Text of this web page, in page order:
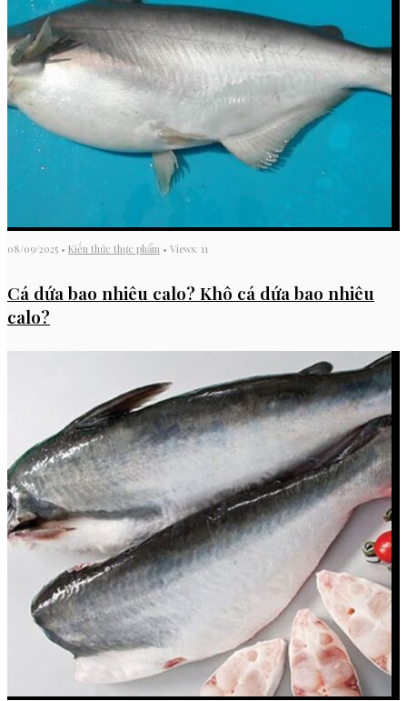
08/09/2025 • Kiến thức thực phẩm • Views: 11
Cá dứa bao nhiêu calo? Khô cá dứa bao nhiêu
calo?